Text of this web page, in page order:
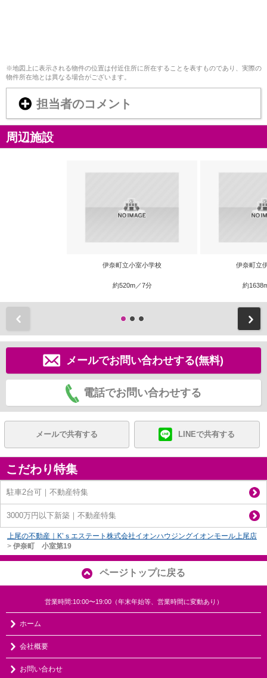
※地図上に表示される物件の位置は付近住所に所在することを表すものであり、実際の
物件所在地とは異なる場合がございます。
担当者のコメント
周辺施設
伊奈町立小室小学校
約520m／7分
伊奈町立
約
メールでお問い合わせする(無料)
電話でお問い合わせする
メールで共有する LINEで共有する
こだわり特集
駐車2台可｜不動産特集
3000万円以下新築｜不動産特集
上尾の不動産｜K’ｓエステート株式会社イオンハウジングイオンモール上尾店
> 伊奈町 小室第19
ページトップに戻る
営業時間:10:00〜19:00（年末年始等、営業時間に変動あり）
ホーム
会社概要
お問い合わせ